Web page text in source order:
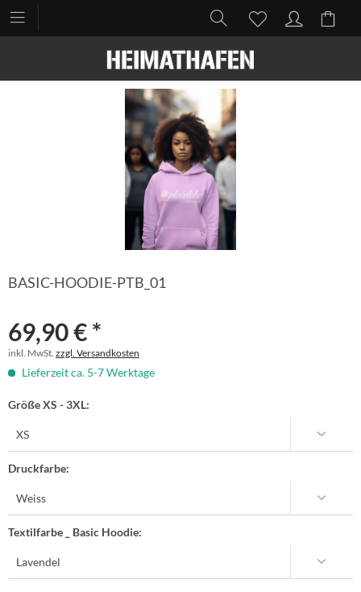
BASIC-HOODIE-PTB_01
69,90 € *
inkl. MwSt. zzgl. Versandkosten
Lieferzeit ca. 5-7 Werktage
Größe XS - 3XL:
Druckfarbe:
Textilfarbe _ Basic Hoodie: